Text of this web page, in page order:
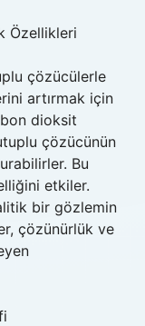
Özellikleri
çözücülerle
artırmak için
dioksit
çözücünün
Bu
etkiler.
bir gözlemin
çözünürlük ve